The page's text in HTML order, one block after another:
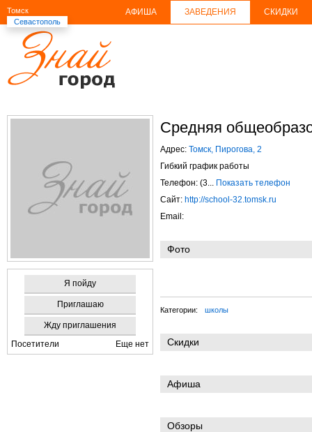
Томск
Севастополь
АФИША ЗАВЕДЕНИЯ СКИДКИ
Я пойду
Приглашаю
Жду приглашения
Посетители
Еще нет
Средняя
Адрес: Томск, Пирогова, 2
Гибкий график работы
Телефон: (3... Показать телефон
Сайт: http://school-32.tomsk.ru
Email:
Фото
Категории: школы
Скидки
Афиша
Обзоры